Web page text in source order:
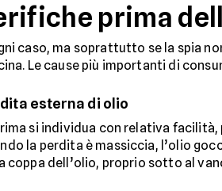
prima
caso, ma soprattutto se la spia
Le cause più importanti di
esterna di olio
si individua con relativa facilità,
la perdita è massiccia, l’olio
coppa dell’olio, proprio sotto al